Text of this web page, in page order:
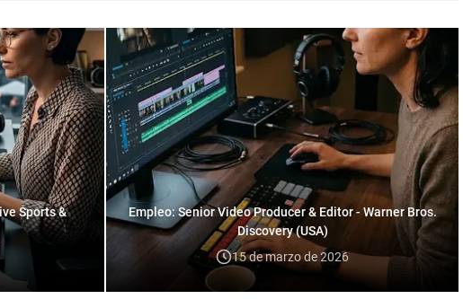
Sports &
Empleo: Senior Video Producer & Editor - Warner Bros.
Discovery (USA)
15 de marzo de 2026